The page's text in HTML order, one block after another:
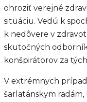
ohroziť verejné
situáciu. Vedú k
k nedôvere v
skutočných
konšpirátorov za
V extrémnych
šarlatánskym